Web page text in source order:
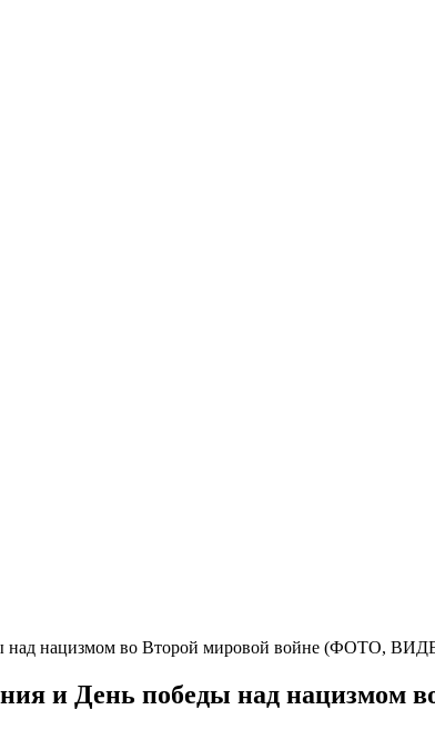
над нацизмом во Второй мировой войне (ФОТО,
и День победы над